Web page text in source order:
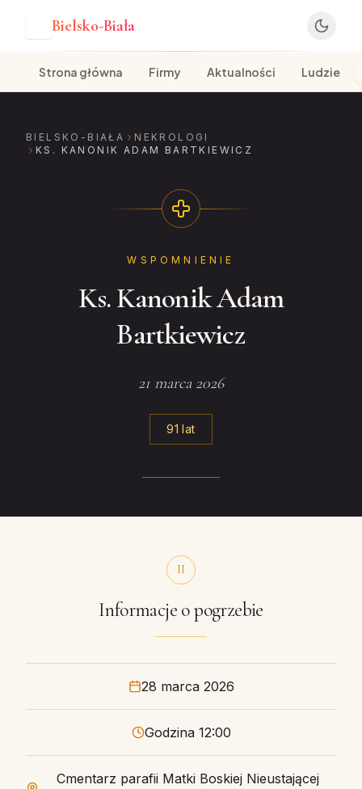
Bielsko-Biała
Strona główna Firmy Aktualności Ludzie
BIELSKO-BIAŁA
NEKROLOGI
KS. KANONIK ADAM BARTKIEWICZ
WSPOMNIENIE
Ks. Kanonik Adam
Bartkiewicz
21 marca 2026
91 lat
II
Informacje o pogrzebie
28 marca 2026
Godzina 12:00
Cmentarz parafii Matki Boskiej Nieustającej